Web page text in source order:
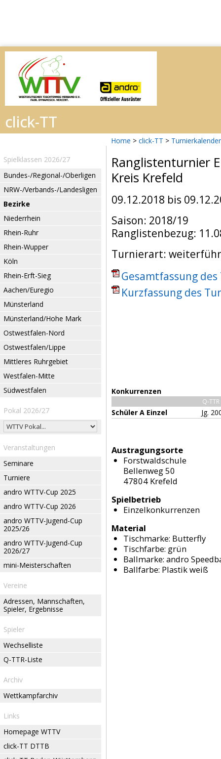
Home > click-TT > Turnierkalender
Spielklassen 2026/27
Bundes-/Regional-/Oberligen
NRW-/Verbands-/Landesligen
Bezirke
Niederrhein
Rhein-Ruhr
Rhein-Wupper
Köln
Rhein-Erft-Sieg
Aachen/Euregio
Münsterland
Münsterland/Hohe Mark
Ostwestfalen-Nord
Ostwestfalen/Lippe
Mittleres Ruhrgebiet
Westfalen-Mitte
Südwestfalen
Pokal 2026/27
Veranstaltungen
Seminare
Turniere
andro WTTV-Cup 2025
andro WTTV-Cup 2026
andro WTTV-Jugend-Cup
2025/26
andro WTTV-Jugend-Cup
2026/27
mini-Meisterschaften
Vereine
Adressen, Mannschaften,
Spieler, Ergebnisse
Spieler
Wechselliste
Q-TTR-Liste
Archiv
Wettkampfarchiv
Links
Homepage WTTV
click-TT DTTB
Ranglistenturnier
Kreis Krefeld
09.12.2018 bis
Saison: 2018/19
Ranglistenbezug:
Turnierart:
Gesamtfassung
Kurzfassung des
Konkurrenzen
Q-TTR
Schüler A Einzel Jg.
Austragungsorte
Forstwaldschule
Bellenweg 50
47804 Krefeld
Spielbetrieb
Einzelkonkurrenzen
Material
Tischmarke: Butterfly
Tischfarbe: grün
Ballmarke: andro
Ballfarbe: Plastik weiß